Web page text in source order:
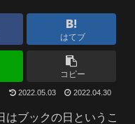
はてブ
コピー
2022.05.03 2022.04.30
はブックの日というこ